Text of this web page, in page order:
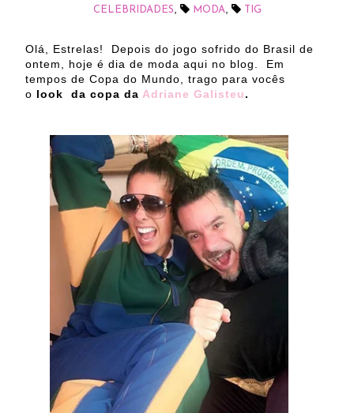
CELEBRIDADES, MODA, TIG
Olá, Estrelas! Depois do jogo sofrido do Brasil de
ontem, hoje é dia de moda aqui no blog. Em
tempos de Copa do Mundo, trago para vocês
o look da copa da Adriane Galisteu.